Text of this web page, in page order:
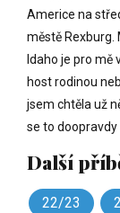
Americe na
městě Rexburg.
Idaho je pro mě
host rodinou
jsem chtěla už
se to doopravdy
Další
22/23